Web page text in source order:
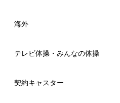
海外
テレビ体操・みんなの体操
契約キャスター